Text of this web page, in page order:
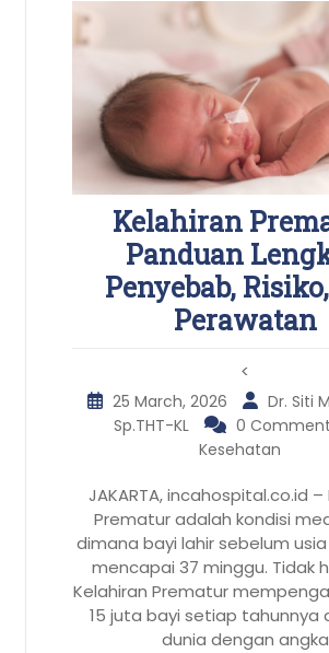
Kelahiran
Panduan
Penyebab,
Perawatan
<
25 March, 2026
Dr. Siti
Sp.THT-KL
0
Kesehatan
JAKARTA, incahospital.co.id –
Prematur adalah kondisi
dimana bayi lahir sebelum
mencapai 37 minggu. Tidak
Kelahiran Prematur
15 juta bayi setiap tahunnya
dunia dengan angka